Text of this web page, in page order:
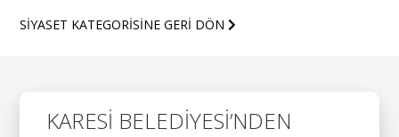
SİYASET KATEGORİSİNE GERİ DÖN
KARESİ BELEDİYESİ’NDEN